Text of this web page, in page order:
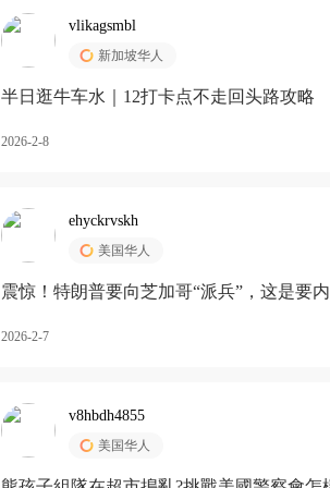
vlikagsmbl
新加坡华人
半日逛牛车水｜12打卡点不走回头路攻略
2026-2-8
ehyckrvskh
美国华人
震惊！特朗普要向芝加哥“派兵”，这是要
2026-2-7
v8hbdh4855
美国华人